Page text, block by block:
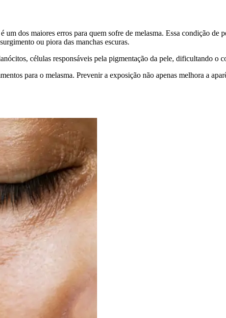
dos maiores erros para quem sofre de melasma. Essa condição de
ou piora das manchas escuras.
células responsáveis pela pigmentação da pele, dificultando o
para o melasma. Prevenir a exposição não apenas melhora a